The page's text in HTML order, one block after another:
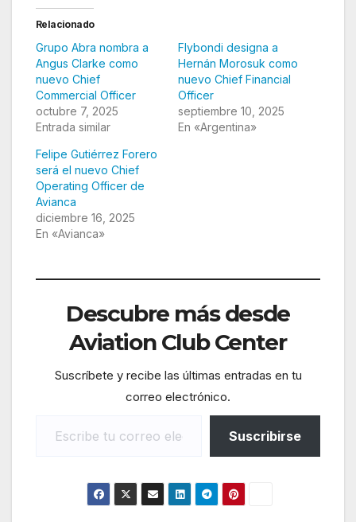
Relacionado
Grupo Abra nombra a
Angus Clarke como
nuevo Chief
Commercial Officer
octubre 7, 2025
Entrada similar
Flybondi designa a
Hernán Morosuk como
nuevo Chief Financial
Officer
septiembre 10, 2025
En «Argentina»
Felipe Gutiérrez Forero
será el nuevo Chief
Operating Officer de
Avianca
diciembre 16, 2025
En «Avianca»
Descubre más desde
Aviation Club Center
Suscríbete y recibe las últimas entradas en tu
correo electrónico.
Suscribirse